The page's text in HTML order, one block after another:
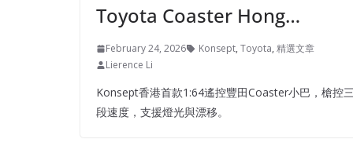
Toyota Coaster Hong…
February 24, 2026 Konsept, Toyota, 精選文章
Lierence Li
Konsept香港首款1:64遙控豐田Coaster小巴，槍控
段速度，支援燈光與漂移。